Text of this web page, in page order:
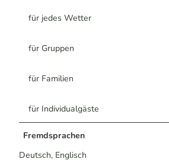
für jedes Wetter
für Gruppen
für Familien
für Individualgäste
Fremdsprachen
Deutsch, Englisch